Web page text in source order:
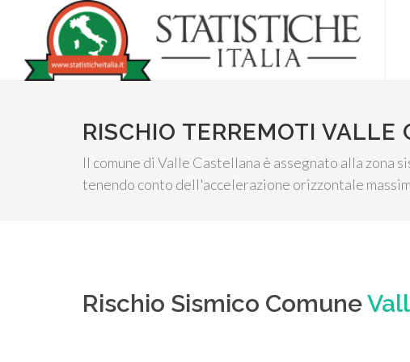
RISCHIO TERREMOTI VALLE
Il comune di Valle Castellana è assegnato alla zona
tenendo conto dell'accelerazione orizzontale
Rischio Sismico Comune